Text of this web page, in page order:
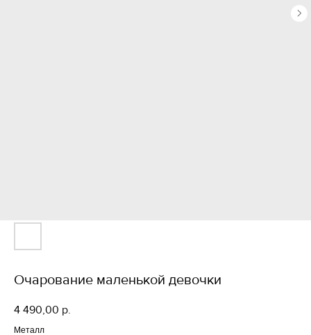
Очарование маленькой девочки
4 490,00 р.
Металл